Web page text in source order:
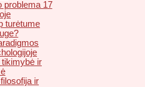
problema 17
turėtume
tikimybė ir
ir